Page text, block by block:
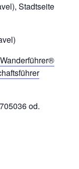
Stadtseite
od.